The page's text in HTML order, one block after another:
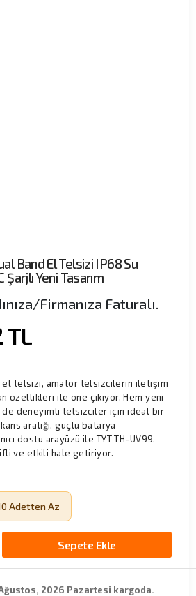
Band El Telsizi IP68 Su
Yeni Tasarım
Firmanıza Faturalı.
TL
el telsizi, amatör telsizcilerin iletişim
özellikleri ile öne çıkıyor. Hem yeni
de deneyimli telsizciler için ideal bir
aralığı, güçlü batarya
dostu arayüzü ile TYT TH-UV99,
ve etkili hale getiriyor.
Adetten Az
Sepete Ekle
2026 Pazartesi kargoda.